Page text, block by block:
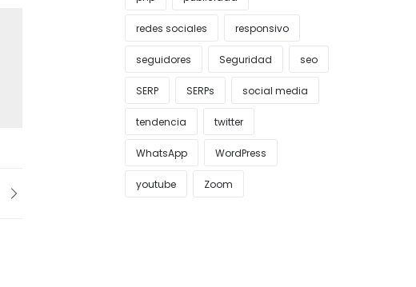
redes sociales responsivo
seguidores Seguridad seo
SERP SERPs social media
tendencia twitter
WhatsApp WordPress
youtube Zoom